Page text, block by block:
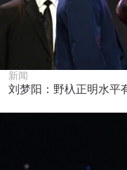
新闻
刘梦阳：野杁正明水平
提交此表格签署
的隐私政策，我
您可以